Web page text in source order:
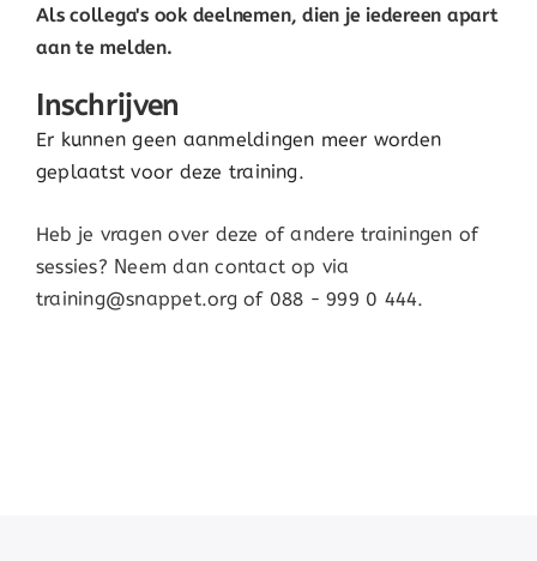
FAQ
Als collega's ook deelnemen, dien je iedereen apart
aan te melden.
Inschrijven
Er kunnen geen aanmeldingen meer worden
geplaatst voor deze training.
Heb je vragen over deze of andere trainingen of
sessies? Neem dan contact op via
training@snappet.org of 088 - 999 0 444.